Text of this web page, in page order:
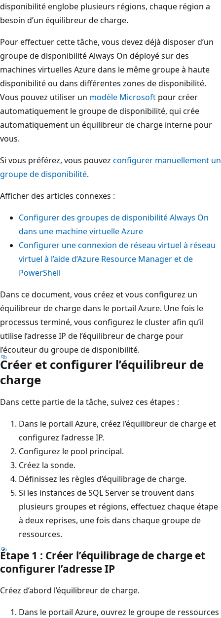
disponibilité englobe plusieurs régions, chaque région a
besoin d’un équilibreur de charge.
Pour effectuer cette tâche, vous devez déjà disposer d’un
groupe de disponibilité Always On déployé sur des
machines virtuelles Azure dans le même groupe à haute
disponibilité ou dans différentes zones de disponibilité.
Vous pouvez utiliser un modèle Microsoft pour créer
automatiquement le groupe de disponibilité, qui crée
automatiquement un équilibreur de charge interne pour
vous.
Si vous préférez, vous pouvez configurer manuellement un
groupe de disponibilité.
Afficher des articles connexes :
Configurer des groupes de disponibilité Always On
dans une machine virtuelle Azure
Configurer une connexion de réseau virtuel à réseau
virtuel à l’aide d’Azure Resource Manager et de
PowerShell
Dans ce document, vous créez et vous configurez un
équilibreur de charge dans le portail Azure. Une fois le
processus terminé, vous configurez le cluster afin qu’il
utilise l’adresse IP de l’équilibreur de charge pour
l’écouteur du groupe de disponibilité.
Créer et configurer l’équilibreur de
charge
Dans cette partie de la tâche, suivez ces étapes :
Dans le portail Azure, créez l’équilibreur de charge et
configurez l’adresse IP.
Configurez le pool principal.
Créez la sonde.
Définissez les règles d’équilibrage de charge.
Si les instances de SQL Server se trouvent dans
plusieurs groupes et régions, effectuez chaque étape
à deux reprises, une fois dans chaque groupe de
ressources.
Étape 1 : Créer l’équilibrage de charge et
configurer l’adresse IP
Créez d’abord l’équilibreur de charge.
Dans le portail Azure, ouvrez le groupe de ressources